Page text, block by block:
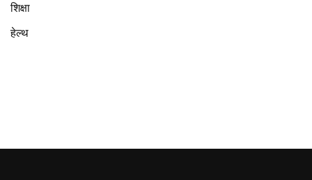
शिक्षा
हेल्थ